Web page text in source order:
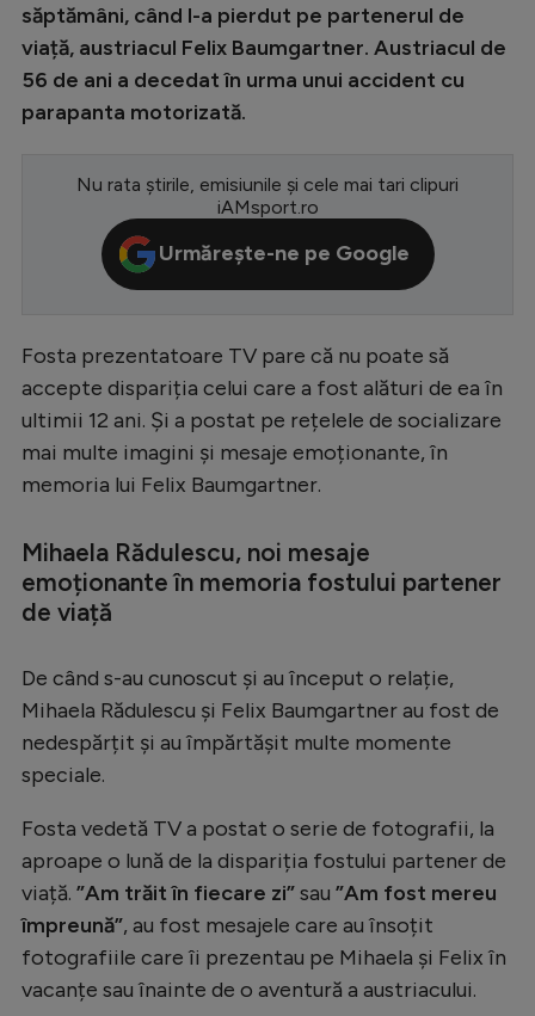
Europa League
Conference League
CM 2026
LaLiga
Serie A
Bundesliga
Campionate
Starurile fotbalului
EURO 2024
Clasamente
Tenis
Handbal
Gimnastică
Auto
Rugby
Ciclism
săptămâni, când l-a pierdut pe partenerul de
viață, austriacul Felix Baumgartner. Austriacul de
56 de ani a decedat în urma unui accident cu
parapanta motorizată.
Nu rata știrile, emisiunile și cele mai tari clipuri
iAMsport.ro
Urmărește-ne pe Google
Fosta prezentatoare TV pare că nu poate să
accepte dispariția celui care a fost alături de ea în
ultimii 12 ani. Și a postat pe rețelele de socializare
mai multe imagini și mesaje emoționante, în
memoria lui Felix Baumgartner.
Mihaela Rădulescu, noi mesaje
emoționante în memoria fostului partener
de viață
De când s-au cunoscut și au început o relație,
Mihaela Rădulescu și Felix Baumgartner au fost de
nedespărțit și au împărtășit multe momente
speciale.
Fosta vedetă TV a postat o serie de fotografii, la
aproape o lună de la dispariția fostului partener de
viață. ”Am trăit în fiecare zi”sau ”Am fost mereu
împreună”, au fost mesajele care au însoțit
fotografiile care îi prezentau pe Mihaela și Felix în
vacanțe sau înainte de o aventură a austriacului.